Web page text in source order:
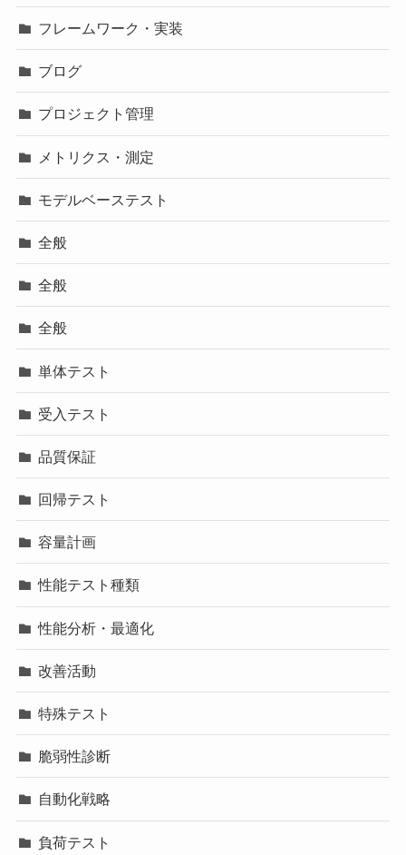
フレームワーク・実装
ブログ
プロジェクト管理
メトリクス・測定
モデルベーステスト
全般
全般
全般
単体テスト
受入テスト
品質保証
回帰テスト
容量計画
性能テスト種類
性能分析・最適化
改善活動
特殊テスト
脆弱性診断
自動化戦略
負荷テスト